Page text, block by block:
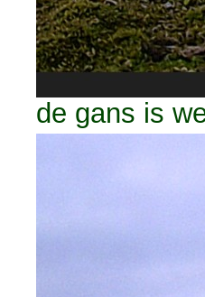
de gans is